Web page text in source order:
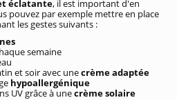
éclatante, il est important d'en
pouvez par exemple mettre en place
les gestes suivants :
semaine
et soir avec unecrème adaptée
hypoallergénique
UV grâce à unecrème solaire